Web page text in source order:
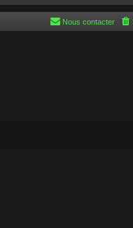
Nous contacter